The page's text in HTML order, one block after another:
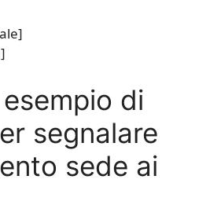
di
segnalare
sede ai